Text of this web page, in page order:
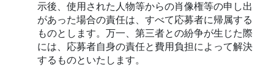
示後、使用された人物等からの肖像権等の申し出
があった場合の責任は、すべて応募者に帰属する
ものとします。万一、第三者との紛争が生じた際
には、応募者自身の責任と費用負担によって解決
するものといたします。